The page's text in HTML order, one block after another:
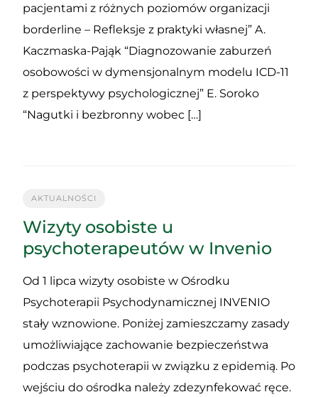
pacjentami z różnych poziomów organizacji
borderline – Refleksje z praktyki własnej” A.
Kaczmaska-Pająk “Diagnozowanie zaburzeń
osobowości w dymensjonalnym modelu ICD-11
z perspektywy psychologicznej” E. Soroko
“Nagutki i bezbronny wobec […]
AKTUALNOŚCI
Wizyty osobiste u
psychoterapeutów w Invenio
Od 1 lipca wizyty osobiste w Ośrodku
Psychoterapii Psychodynamicznej INVENIO
stały wznowione. Poniżej zamieszczamy zasady
umożliwiające zachowanie bezpieczeństwa
podczas psychoterapii w związku z epidemią. Po
wejściu do ośrodka należy zdezynfekować ręce.